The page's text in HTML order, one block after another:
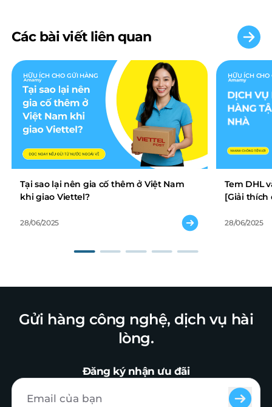
Các bài viết liên quan
HỮU ÍCH CHO GỬI HÀNG
Tại sao lại nên gia cố thêm ở Việt Nam
khi giao Viettel?
28/06/2025
HỮU ÍCH CHO
Tem DHL
[Giải thích
28/06/2025
Gửi hàng công nghệ, dịch vụ hài
lòng.
Đăng ký nhận ưu đãi